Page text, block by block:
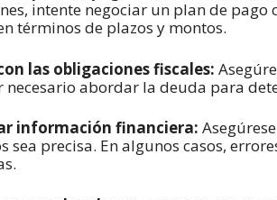
intente negociar un plan de
términos de plazos y montos.
las obligaciones fiscales:
necesario abordar la deuda para
información financiera:
sea precisa. En algunos casos,